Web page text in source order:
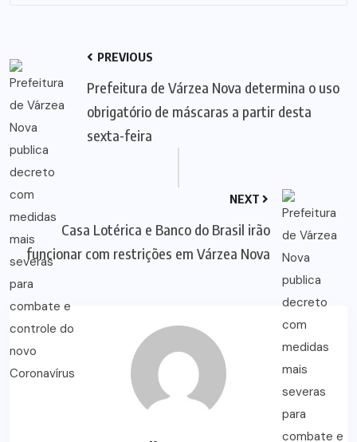
PREVIOUS
Prefeitura de Várzea Nova determina o uso
obrigatório de máscaras a partir desta
sexta-feira
NEXT
Casa Lotérica e Banco do Brasil irão
funcionar com restrições em Várzea Nova